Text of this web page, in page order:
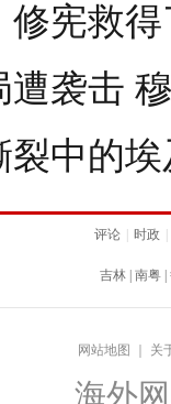
修宪救
遭袭击
裂中的
评论 时政
吉林 南粤
网站地图 关
海外